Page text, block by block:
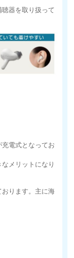
器を取り扱って
電式となってお
メリットになり
ります。主に海